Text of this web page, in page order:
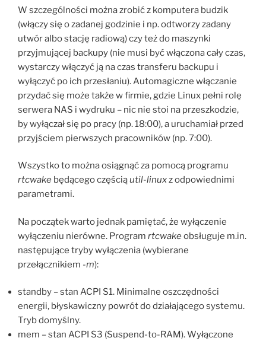
W szczególności można zrobić z komputera budzik
(włączy się o zadanej godzinie i np. odtworzy zadany
utwór albo stację radiową) czy też do maszynki
przyjmującej backupy (nie musi być włączona cały czas,
wystarczy włączyć ją na czas transferu backupu i
wyłączyć po ich przesłaniu). Automagiczne włączanie
przydać się może także w firmie, gdzie Linux pełni rolę
serwera NAS i wydruku – nic nie stoi na przeszkodzie,
by wyłączał się po pracy (np. 18:00), a uruchamiał przed
przyjściem pierwszych pracowników (np. 7:00).
Wszystko to można osiągnąć za pomocą programu
rtcwake będącego częściąutil-linuxz odpowiednimi
parametrami.
Na początek warto jednak pamiętać, że wyłączenie
wyłączeniu nierówne. Program rtcwakeobsługuje m.in.
następujące tryby wyłączenia (wybierane
przełącznikiem -m):
standby – stan ACPI S1. Minimalne oszczędności
energii, błyskawiczny powrót do działającego systemu.
Tryb domyślny.
mem – stan ACPI S3 (Suspend-to-RAM). Wyłączone